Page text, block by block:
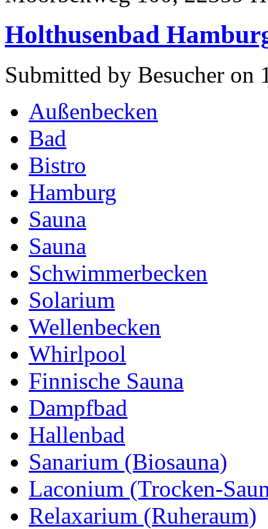
Holthusenbad
Submitted by Besucher on
Außenbecken
Bad
Bistro
Hamburg
Sauna
Sauna
Schwimmerbecken
Solarium
Wellenbecken
Whirlpool
Finnische Sauna
Dampfbad
Hallenbad
Sanarium (Biosauna)
Laconium (Trocken-
Relaxarium (Ruheraum)